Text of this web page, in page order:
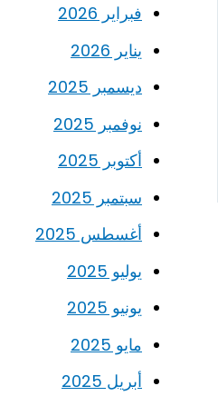
فبراير 2026
يناير 2026
ديسمبر 2025
نوفمبر 2025
أكتوبر 2025
سبتمبر 2025
أغسطس 2025
يوليو 2025
يونيو 2025
مايو 2025
أبريل 2025